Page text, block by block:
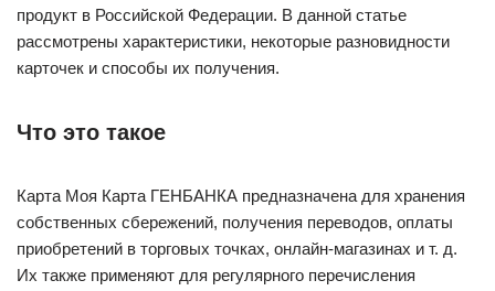
продукт в Российской Федерации. В данной статье
рассмотрены характеристики, некоторые разновидности
карточек и способы их получения.
Что это такое
Карта Моя Карта ГЕНБАНКА предназначена для хранения
собственных сбережений, получения переводов, оплаты
приобретений в торговых точках, онлайн-магазинах и т. д.
Их также применяют для регулярного перечисления